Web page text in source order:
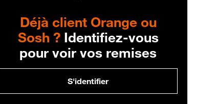
Déjà client Orange ou
Sosh ?Identifiez-vous
pour voir vos remises
S'identifier